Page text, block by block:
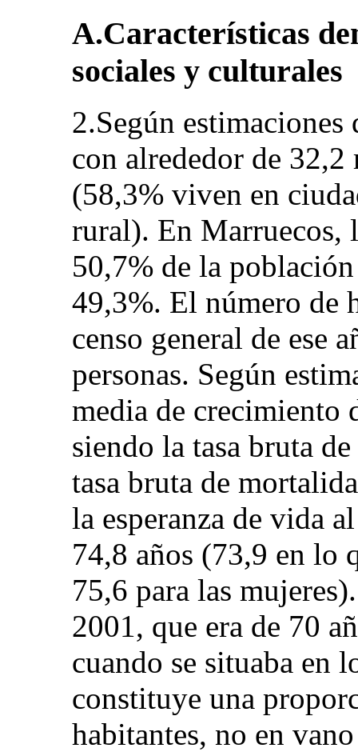
A.Características
sociales y culturales
2.Según
con alrededor de
(58,3% viven en
rural). En Marruecos,
50,7% de la
49,3%. El número de
censo general de ese
personas. Según
media de crecimiento
siendo la tasa bruta
tasa bruta de
la esperanza de vida
74,8 años (73,9 en lo
75,6 para las
2001, que era de 70
cuando se situaba en
constituye una
habitantes, no en